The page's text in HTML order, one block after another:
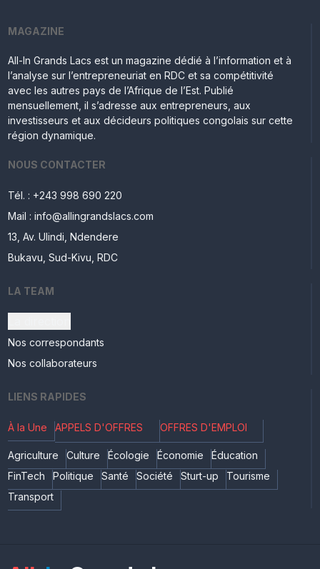
MAGAZINE
All-In Grands Lacs est un magazine dédié à l’information et à
l’analyse sur l’entrepreneuriat en RDC et sa compétitivité
avec les autres pays de l’Afrique de l’Est. Publié
mensuellement, il s’adresse aux entrepreneurs, aux
investisseurs et aux décideurs politiques congolais sur cette
région dynamique.
NOUS CONTACTER
Tél. : +243 998 690 220
Mail : info@allingrandslacs.com
13, Av. Ulindi, Ndendere
Bukavu, Sud-Kivu, RDC
LA TEAM
Nos correspondants
Nos collaborateurs
LIENS RAPIDES
À la Une APPELS D'OFFRES OFFRES D'EMPLOI
Agriculture Culture Écologie Économie
Éducation
FinTech
Politique Santé Société Sturt-up
Tourisme
Transport